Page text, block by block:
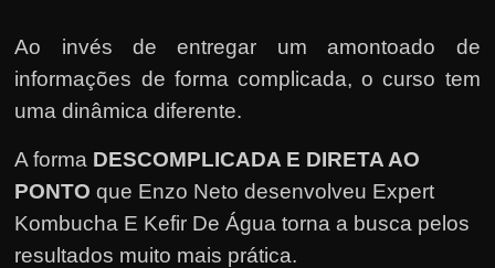
t
?
M
a
s
Ao invés de entregar um amontoado de
informações de forma complicada, o curso tem
uma dinâmica diferente.
A forma DESCOMPLICADA E DIRETA AO
PONTO que Enzo Neto desenvolveu Expert
Kombucha E Kefir De Água torna a busca pelos
resultados muito mais prática.